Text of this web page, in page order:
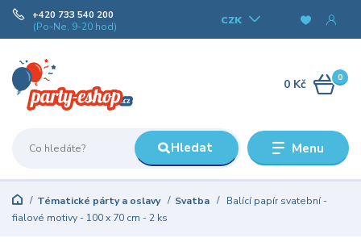
Menu
CZK
Hledat
+420 733 540 200
(Po-Ne, 9-20 hod)
0
0 Kč
Tématické párty a oslavy Svatba
Balící papír svatební -
fialové motivy - 100 x 70 cm - 2 ks